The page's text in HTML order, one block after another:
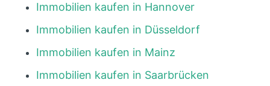
Immobilien kaufen in Hannover
Immobilien kaufen in Düsseldorf
Immobilien kaufen in Mainz
Immobilien kaufen in Saarbrücken